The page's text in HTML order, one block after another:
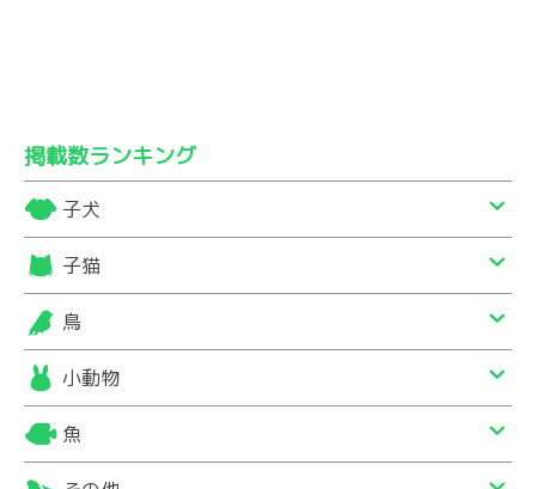
掲載数ランキング
子犬
子猫
鳥
小動物
魚